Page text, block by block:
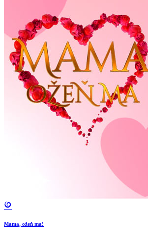
Mama, ožeň ma!